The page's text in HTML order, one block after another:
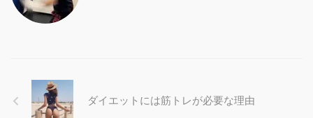
ダイエットには筋トレが必要な理由